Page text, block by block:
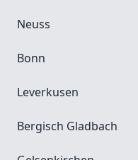
Neuss
Bonn
Leverkusen
Bergisch Gladbach